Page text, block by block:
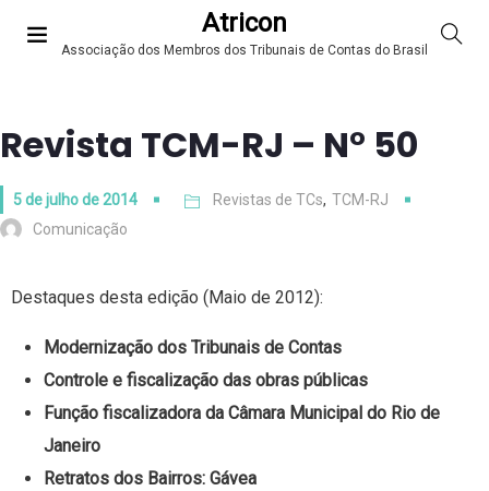
Atricon
Associação dos Membros dos Tribunais de Contas do Brasil
Revista TCM-RJ – N° 50
5 de julho de 2014 Revistas de TCs, TCM-RJ
Comunicação
Destaques desta edição (Maio de 2012):
Modernização dos Tribunais de Contas
Controle e fiscalização das obras públicas
Função fiscalizadora da Câmara Municipal do Rio de
Janeiro
Retratos dos Bairros: Gávea